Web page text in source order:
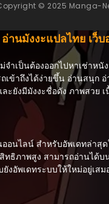
© 2025 Manga-
อ่านมังงะแปลไทย เว็
ำเป็นต้องออกไปหาเช่าห
าถึงได้ง่ายขึ้น อ่านสนุก
ะยังมีมังงะชื่อดัง ภาพสว
อนไลน์ สำหรับอัพเดทล่า
ธิภาพสูง สามารถอ่านได้
งอัพเดทระบบให้ใหม่อยู่เส